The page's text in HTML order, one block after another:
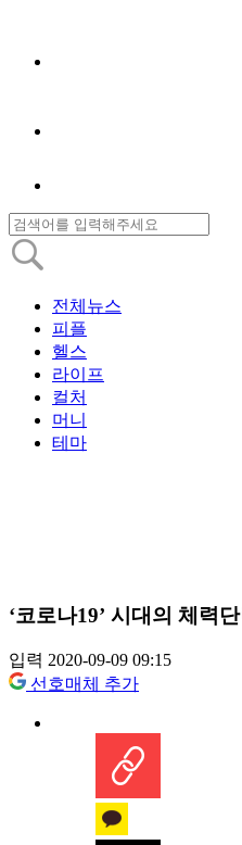
전체뉴스
피플
헬스
라이프
컬처
머니
테마
‘코로나19’ 시대의 체력
입력 2020-09-09 09:15
선호매체 추가